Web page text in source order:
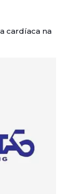
cardíaca na